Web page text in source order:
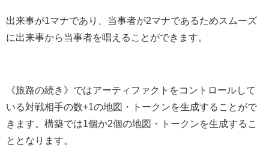
出来事が1マナであり、当事者が2マナであるためスムーズ
に出来事から当事者を唱えることができます。
《旅路の続き》ではアーティファクトをコントロールして
いる対戦相手の数+1の地図・トークンを生成することがで
きます。構築では1個か2個の地図・トークンを生成するこ
ととなります。